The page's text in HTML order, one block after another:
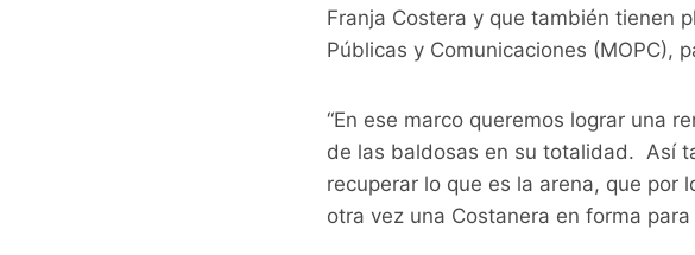
Franja Costera y que también tienen
Públicas y Comunicaciones (MOPC),
“En ese marco queremos lograr una
de las baldosas en su totalidad. Así
recuperar lo que es la arena, que
otra vez una Costanera en forma